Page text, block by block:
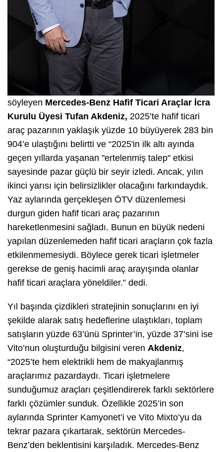
söyleyen Mercedes-Benz Hafif Ticari Araçlar İcra
Kurulu Üyesi Tufan Akdeniz, 2025’te hafif ticari
araç pazarının yaklaşık yüzde 10 büyüyerek 283 bin
904’e ulaştığını belirtti ve “2025'in ilk altı ayında
geçen yıllarda yaşanan "ertelenmiş talep" etkisi
sayesinde pazar güçlü bir seyir izledi. Ancak, yılın
ikinci yarısı için belirsizlikler olacağını farkındaydık.
Yaz aylarında gerçekleşen ÖTV düzenlemesi
durgun giden hafif ticari araç pazarının
hareketlenmesini sağladı. Bunun en büyük nedeni
yapılan düzenlemeden hafif ticari araçların çok fazla
etkilenmemesiydi. Böylece gerek ticari işletmeler
gerekse de geniş hacimli araç arayışında olanlar
hafif ticari araçlara yöneldiler.” dedi.
Yıl başında çizdikleri stratejinin sonuçlarını en iyi
şekilde alarak satış hedeflerine ulaştıkları, toplam
satışların yüzde 63’ünü Sprinter’in, yüzde 37’sini ise
Vito’nun oluşturduğu bilgisini veren Akdeniz,
“2025’te hem elektrikli hem de makyajlanmış
araçlarımız pazardaydı. Ticari işletmelere
sunduğumuz araçları çeşitlendirerek farklı sektörlere
farklı çözümler sunduk. Özellikle 2025’in son
aylarında Sprinter Kamyonet’i ve Vito Mixto’yu da
tekrar pazara çıkartarak, sektörün Mercedes-
Benz’den beklentisini karşıladık. Mercedes-Benz